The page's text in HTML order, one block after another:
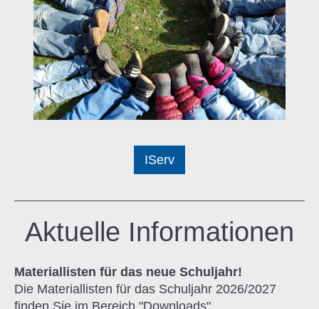
IServ
Aktuelle Informationen
Materiallisten für das neue Schuljahr!
Die Materiallisten für das Schuljahr 2026/2027
finden Sie im Bereich "Downloads".